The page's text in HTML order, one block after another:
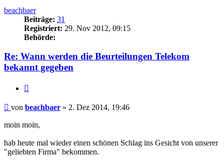
beachbaer
Beiträge: 31
Registriert: 29. Nov 2012, 09:15
Behörde:
Re: Wann werden die Beurteilungen Telekom
bekannt gegeben
Beitrag
von beachbaer » 2. Dez 2014, 19:46
moin moin,
hab heute mal wieder einen schönen Schlag ins Gesicht von unserer
"geliebten Firma" bekommen.